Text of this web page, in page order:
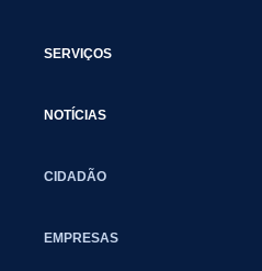
SERVIÇOS
NOTÍCIAS
CIDADÃO
EMPRESAS